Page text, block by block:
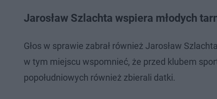
Jarosław Szlachta wspiera młodych
Głos w sprawie zabrał również Jarosław
w tym miejscu wspomnieć, że przed klubem
popołudniowych również zbierali datki.